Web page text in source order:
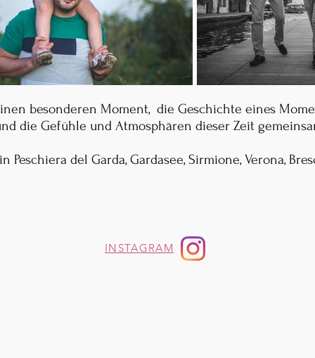
besonderen Moment, die Geschichte eines
die Gefühle und Atmosphären dieser Zeit
Peschiera del Garda, Gardasee, Sirmione, Verona,
INSTAGRAM